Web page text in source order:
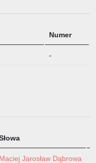
Numer
-
Maciej Jarosław Dąbrowa